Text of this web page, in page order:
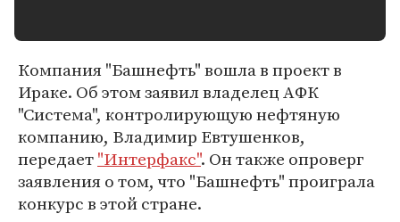
Компания "Башнефть" вошла в проект в
Ираке. Об этом заявил владелец АФК
"Система", контролирующую нефтяную
компанию, Владимир Евтушенков,
передает"Интерфакс". Он также опроверг
заявления о том, что "Башнефть" проиграла
конкурс в этой стране.